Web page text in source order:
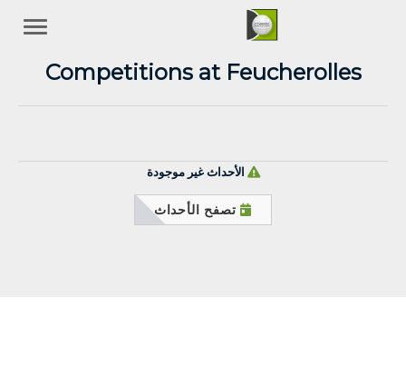
Competitions at Feucherolles
الأحداث غير موجودة
تصفح الأحداث